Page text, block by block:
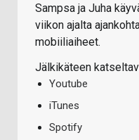
Sampsa ja Juha
viikon ajalta
mobiiliaiheet.
Jälkikäteen
Youtube
iTunes
Spotify